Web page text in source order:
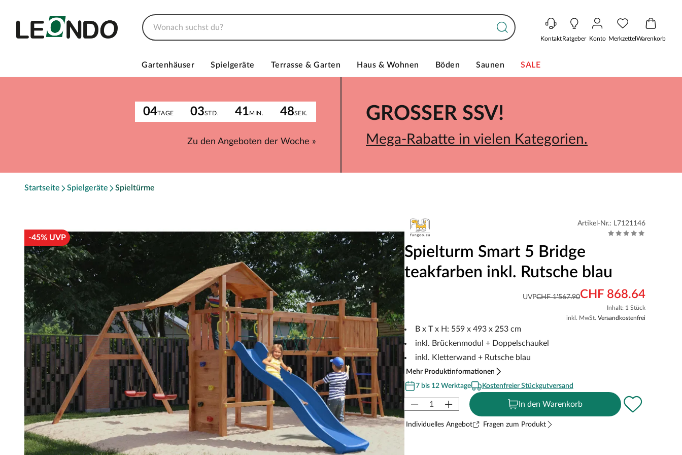
KontaktRatgeber Konto MerkzettelWarenkorb
Gartenhäuser Spielgeräte Terrasse & Garten Haus & Wohnen Böden Saunen SALE
04TAGE 03STD. 41MIN. 48SEK.
Zu den Angeboten der Woche »
GROSSER SSV!
Mega-Rabatte in vielen Kategorien.
Startseite Spielgeräte Spieltürme
-45% UVP
Artikel-Nr.: L7121146
Spielturm Smart 5 Bridge
teakfarben inkl. Rutsche blau
UVPCHF 1'567.90CHF 868.64
Inhalt: 1 Stück
inkl. MwSt. Versandkostenfrei
B x T x H: 559 x 493 x 253 cm
inkl. Brückenmodul + Doppelschaukel
inkl. Kletterwand + Rutsche blau
Mehr Produktinformationen
7 bis 12 Werktage
Kostenfreier Stückgutversand
In den Warenkorb
Individuelles Angebot Fragen zum Produkt